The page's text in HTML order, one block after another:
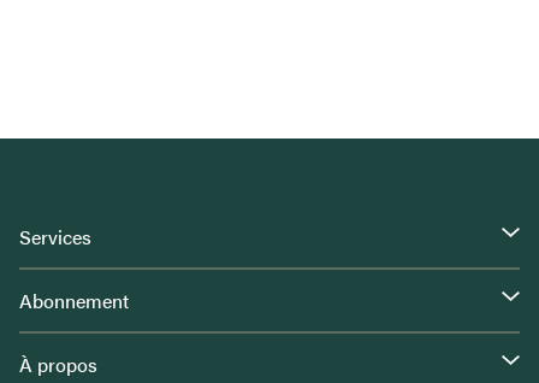
Services
Abonnement
À propos